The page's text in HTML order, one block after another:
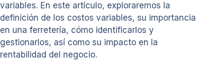
variables. En este artículo, exploraremos la
definición de los costos variables, su importancia
en una ferretería, cómo identificarlos y
gestionarlos, así como su impacto en la
rentabilidad del negocio.